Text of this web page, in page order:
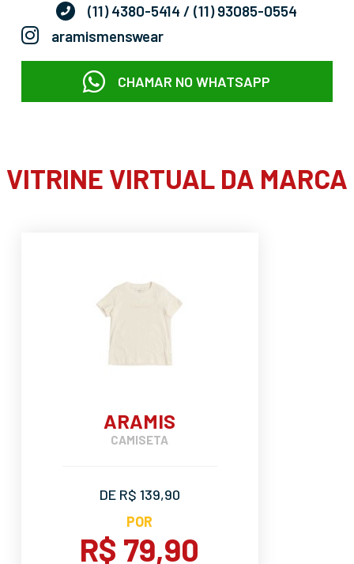
(11) 4380-5414 / (11) 93085-0554
aramismenswear
CHAMAR NO WHATSAPP
VITRINE VIRTUAL DA MARCA
ARAMIS
CAMISETA
DE R$ 139,90
POR
R$ 79,90